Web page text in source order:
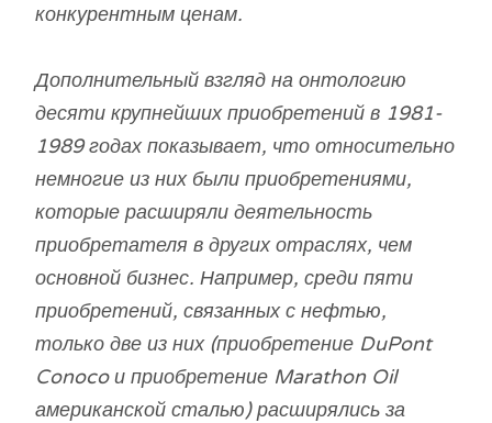
конкурентным ценам.
Дополнительный взгляд на онтологию
десяти крупнейших приобретений в 1981-
1989 годах показывает, что относительно
немногие из них были приобретениями,
которые расширяли деятельность
приобретателя в других отраслях, чем
основной бизнес. Например, среди пяти
приобретений, связанных с нефтью,
только две из них (приобретение DuPont
Conoco и приобретение Marathon Oil
американской сталью) расширялись за